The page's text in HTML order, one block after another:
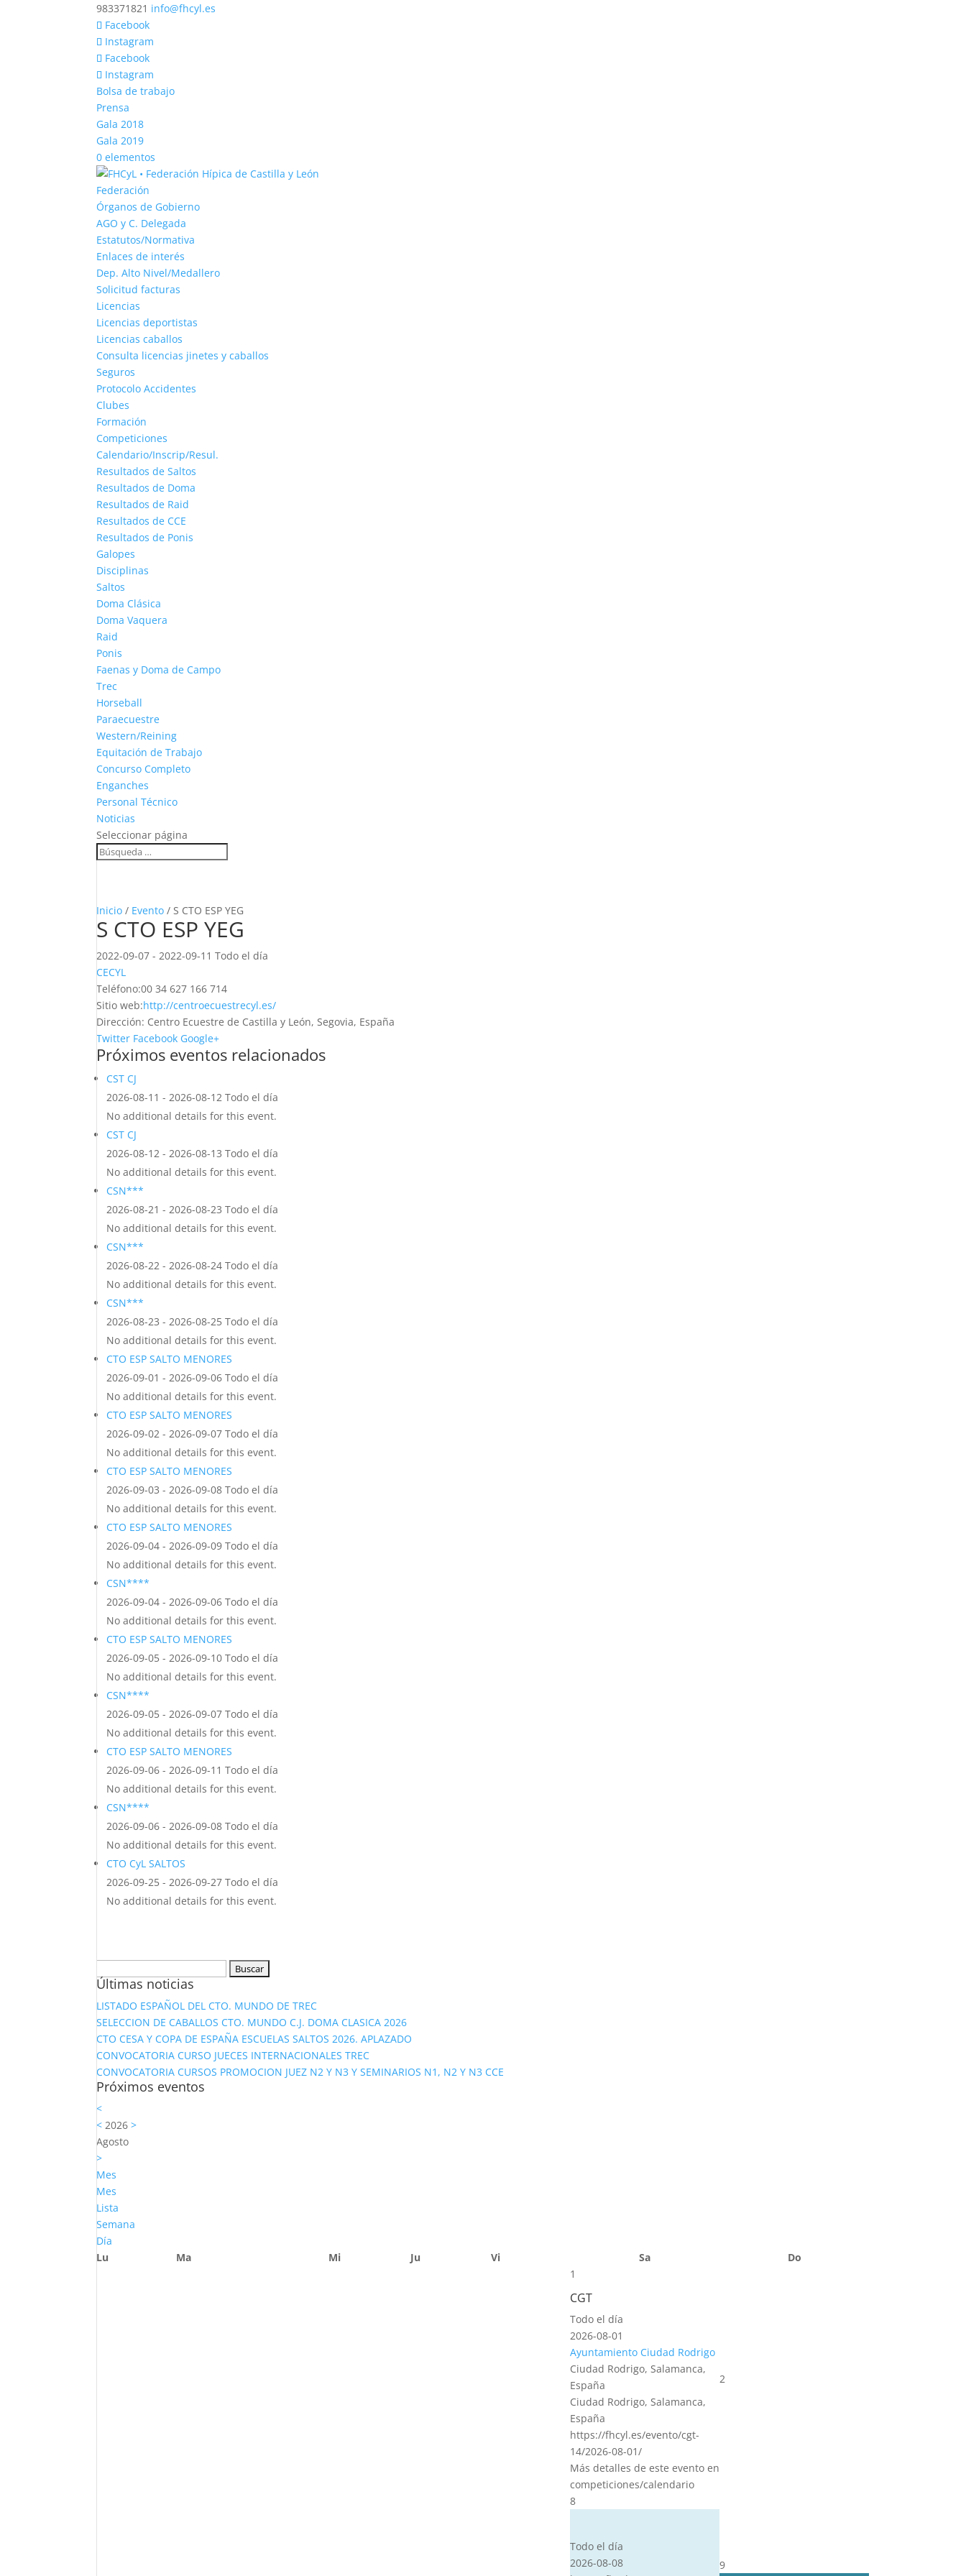
983371821 info@fhcyl.es
Facebook
Instagram
Facebook
Instagram
Bolsa de trabajo
Prensa
Gala 2018
Gala 2019
0 elementos
Federación
Órganos de Gobierno
AGO y C. Delegada
Estatutos/Normativa
Enlaces de interés
Dep. Alto Nivel/Medallero
Solicitud facturas
Licencias
Licencias deportistas
Licencias caballos
Consulta licencias jinetes y caballos
Seguros
Protocolo Accidentes
Clubes
Formación
Competiciones
Calendario/Inscrip/Resul.
Resultados de Saltos
Resultados de Doma
Resultados de Raid
Resultados de CCE
Resultados de Ponis
Galopes
Disciplinas
Saltos
Doma Clásica
Doma Vaquera
Raid
Ponis
Faenas y Doma de Campo
Trec
Horseball
Paraecuestre
Western/Reining
Equitación de Trabajo
Concurso Completo
Enganches
Personal Técnico
Noticias
Seleccionar página
Inicio / Evento / S CTO ESP YEG
S CTO ESP YEG
2022-09-07 - 2022-09-11 Todo el día
CECYL
Teléfono:00 34 627 166 714
Sitio web:http://centroecuestrecyl.es/
Dirección: Centro Ecuestre de Castilla y León, Segovia, España
Twitter Facebook Google+
Próximos eventos relacionados
CST CJ
2026-08-11 - 2026-08-12 Todo el día
No additional details for this event.
CST CJ
2026-08-12 - 2026-08-13 Todo el día
No additional details for this event.
CSN***
2026-08-21 - 2026-08-23 Todo el día
No additional details for this event.
CSN***
2026-08-22 - 2026-08-24 Todo el día
No additional details for this event.
CSN***
2026-08-23 - 2026-08-25 Todo el día
No additional details for this event.
CTO ESP SALTO MENORES
2026-09-01 - 2026-09-06 Todo el día
No additional details for this event.
CTO ESP SALTO MENORES
2026-09-02 - 2026-09-07 Todo el día
No additional details for this event.
CTO ESP SALTO MENORES
2026-09-03 - 2026-09-08 Todo el día
No additional details for this event.
CTO ESP SALTO MENORES
2026-09-04 - 2026-09-09 Todo el día
No additional details for this event.
CSN****
2026-09-04 - 2026-09-06 Todo el día
No additional details for this event.
CTO ESP SALTO MENORES
2026-09-05 - 2026-09-10 Todo el día
No additional details for this event.
CSN****
2026-09-05 - 2026-09-07 Todo el día
No additional details for this event.
CTO ESP SALTO MENORES
2026-09-06 - 2026-09-11 Todo el día
No additional details for this event.
CSN****
2026-09-06 - 2026-09-08 Todo el día
No additional details for this event.
CTO CyL SALTOS
2026-09-25 - 2026-09-27 Todo el día
No additional details for this event.
Últimas noticias
LISTADO ESPAÑOL DEL CTO. MUNDO DE TREC
SELECCION DE CABALLOS CTO. MUNDO C.J. DOMA CLASICA 2026
CTO CESA Y COPA DE ESPAÑA ESCUELAS SALTOS 2026. APLAZADO
CONVOCATORIA CURSO JUECES INTERNACIONALES TREC
CONVOCATORIA CURSOS PROMOCION JUEZ N2 Y N3 Y SEMINARIOS N1, N2 Y N3 CCE
Próximos eventos
<
< 2026>
Agosto
>
Mes
Mes
Lista
Semana
Día
Lu
Ma Mi Ju Vi Sa
Do
1
CGT
Todo el día
2026-08-01
Ayuntamiento Ciudad Rodrigo
Ciudad Rodrigo, Salamanca,
España
Ciudad Rodrigo, Salamanca,
España
https://fhcyl.es/evento/cgt-
14/2026-08-01/
Más detalles de este evento en
competiciones/calendario
2
8
Todo el día
2026-08-08
9